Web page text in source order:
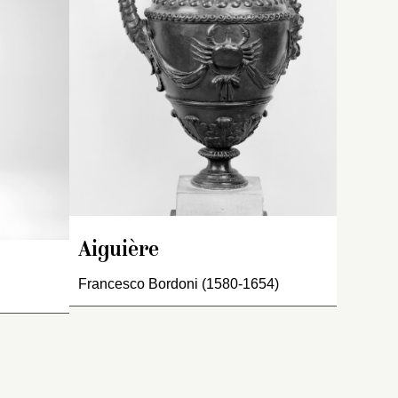
droit
demy
de
un
haut,
par
Médicis, de quatre pieds
onze pouces de haut
compris la plinte. Fondu
sic] par les Kellers en
1687 ».
Inventaire de 1722 : « La
Vénus de Médicis
pied, nue, ayant un dauphin
à côté de la jambe sur
laquelle elle pose, sur
enfans moulez sur l’antique;
Aiguière
Francesco Bordoni (1580-1654)